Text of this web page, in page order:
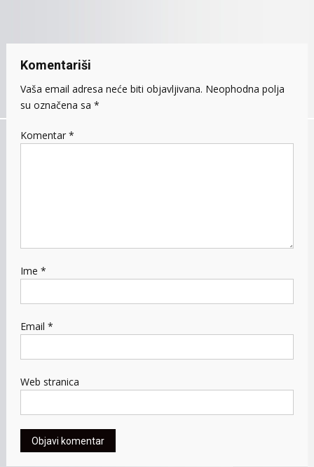
Komentariši
Vaša email adresa neće biti objavljivana. Neophodna polja
su označena sa *
Komentar *
Ime *
Email *
Web stranica